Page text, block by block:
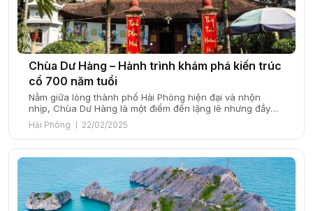
Chùa Dư Hàng – Hành trình khám phá kiến trúc
cổ 700 năm tuổi
Nằm giữa lòng thành phố Hải Phòng hiện đại và nhộn
nhịp, Chùa Dư Hàng là một điểm đến lặng lẽ nhưng đầy
sức hấp dẫn, nơi lưu giữ giá trị văn hóa và tâm linh suốt
hơn 700 năm. Với lối kiến trúc cổ kính và bề dày lịch sử
phong phú, ngôi chùa […]
Hải Phòng 22/02/2025